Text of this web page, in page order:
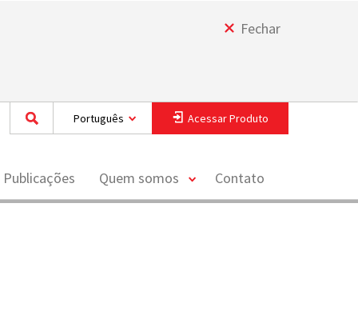
Fechar
Português Acessar Produto
Quem somos
toggleContato